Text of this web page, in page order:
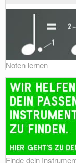
Noten lernen
Finde dein